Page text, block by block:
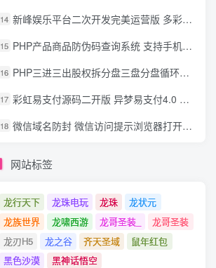
14 新峰娱乐平台二次开发完美运营版 多彩种多玩法 代理分红+积分兑换
15 PHP产品商品防伪码查询系统 支持手机防假验证网站建设 防伪码自动生成 批量导入
16 PHP三进三出股权拆分盘三盘分盘循环拆分系统源码
17 彩虹易支付源码二开版 异梦易支付4.0 可对接官方/易支付/码支付 去除后门 美化用户中心
18 微信域名防封 微信访问提示浏览器打开 非微信访问直接打开预防域名被封域名被封包换服务
网站标签
龙行天下 龙珠电玩 龙珠
龙状元
龙族世界
龙啸西游 龙哥圣装_
龙哥圣装
龙刃H5
龙之谷 齐天圣域
鼠年红包
黑色沙漠
黑神话悟空